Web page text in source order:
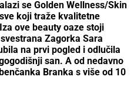
se Golden Wellness/Skin
koji traže kvalitetne
ove beauty oaze stoji
Zagorka Sara
na prvi pogled i odlučila
san. A od nedavno
Branka s više od 10